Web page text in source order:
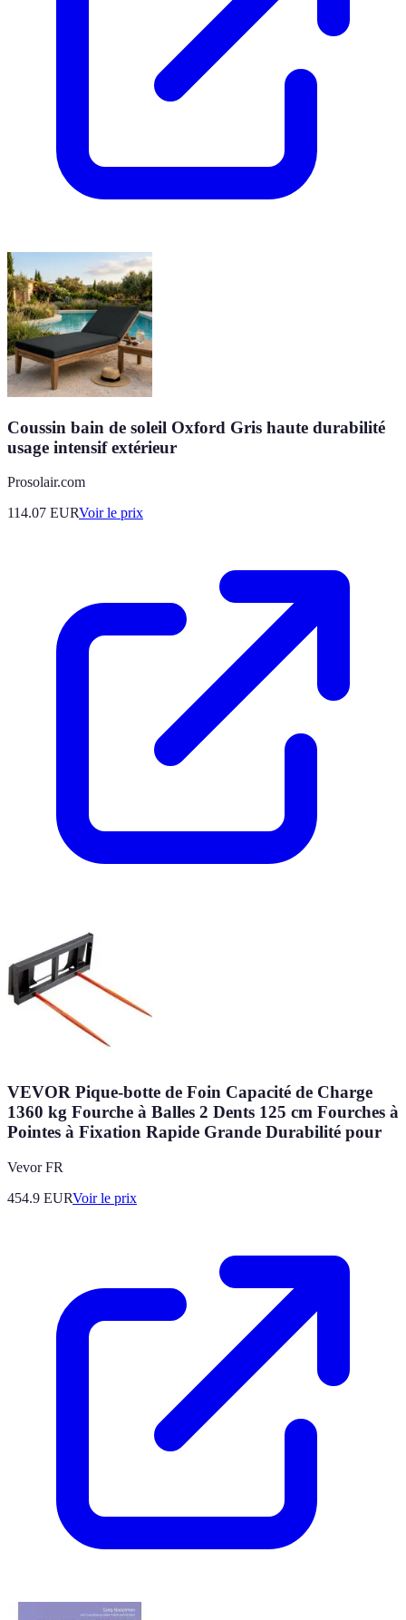
Coussin bain de soleil Oxford Gris haute durabilité
usage intensif extérieur
Prosolair.com
114.07 EURVoir le prix
VEVOR Pique-botte de Foin Capacité de Charge
1360 kg Fourche à Balles 2 Dents 125 cm Fourches à
Pointes à Fixation Rapide Grande Durabilité pour
Vevor FR
454.9 EURVoir le prix